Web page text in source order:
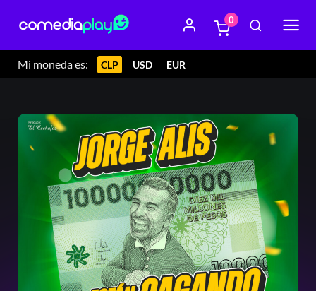
Mi moneda es: CLP USD EUR
0